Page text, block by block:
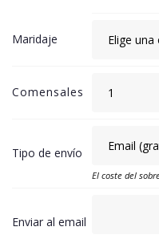
Maridaje
Comensales
Tipo de envío
El coste del
Enviar al email